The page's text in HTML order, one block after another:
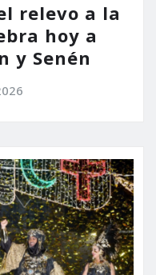
relevo a la
hoy a
y Senén